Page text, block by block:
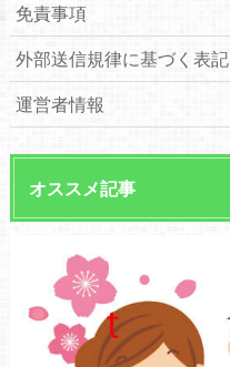
免責事項
外部送信規律に基づく表記
運営者情報
オススメ記事